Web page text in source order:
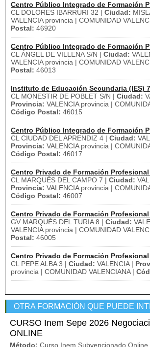
Centro Público Integrado de Formación
CL DOLORES IBARRURI 32 | Ciudad:
VALENCIA provincia | COMUNIDAD
Postal: 46920
Centro Público Integrado de Formación
CL ÁNGEL DE VILLENA S/N | Ciudad:
VALENCIA provincia | COMUNIDAD
Postal: 46013
Instituto de Educación Secundaria (IES)
CL MONESTIR DE POBLET S/N | Ciudad:
Provincia: VALENCIA provincia |
Código Postal: 46015
Centro Público Integrado de Formación
CL CIUDAD DEL APRENDIZ 4 | Ciudad:
Provincia: VALENCIA provincia |
Código Postal: 46017
Centro Privado de Formación
CL MARQUÉS DEL CAMPO 7 | Ciudad:
Provincia: VALENCIA provincia |
Código Postal: 46007
Centro Privado de Formación
GV MARQUÉS DEL TURIA 8 | Ciudad:
VALENCIA provincia | COMUNIDAD
Postal: 46005
Centro Privado de Formación
CL PEPE ALBA 3 | Ciudad: VALENCIA |
provincia | COMUNIDAD VALENCIANA |
OTRA FORMACIÓN QUE PUEDE
CURSO Inem Sepe 2026
ONLINE
Método: Curso Inem Subvencionado Online